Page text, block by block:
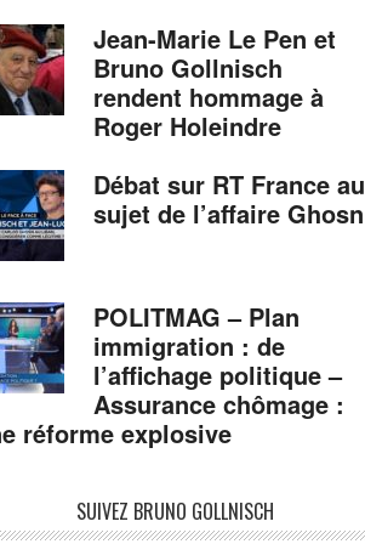
Jean-Marie Le Pen et
Bruno Gollnisch
rendent hommage à
Roger Holeindre
Débat sur RT France au
sujet de l’affaire Ghosn
POLITMAG – Plan
immigration : de
l’affichage politique –
Assurance chômage :
réforme explosive
SUIVEZ BRUNO GOLLNISCH